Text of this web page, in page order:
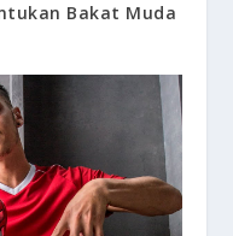
Bakat Muda